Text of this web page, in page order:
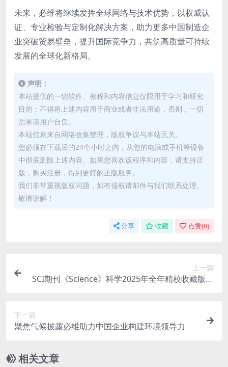
未来，必维将继续发挥全球网络与技术优势，以权威认
证、专业检验与定制化解决方案，助力更多中国制造企
业突破贸易壁垒，提升国际竞争力，共筑高质量可持续
发展的全球化新格局。
声明：
本站提供的一切软件、教程和内容信息仅限用于学习和研究
目的；不得将上述内容用于商业或者非法用途，否则，一切
后果请用户自负。
本站信息来自网络收集整理，版权争议与本站无关。
您必须在下载后的24个小时之内，从您的电脑或手机等设备
中彻底删除上述内容。如果您喜欢该程序和内容，请支持正
版，购买注册，得到更好的正版服务。
我们非常重视版权问题，如有侵权请邮件与我们联系处理。
敬请谅解！
分享 收藏 点赞(0)
上一篇
SCI期刊《Science》科学2025年全年精校收藏版周
下一篇
聚焦气候披露必维助力中国企业构建环境领导力
相关文章